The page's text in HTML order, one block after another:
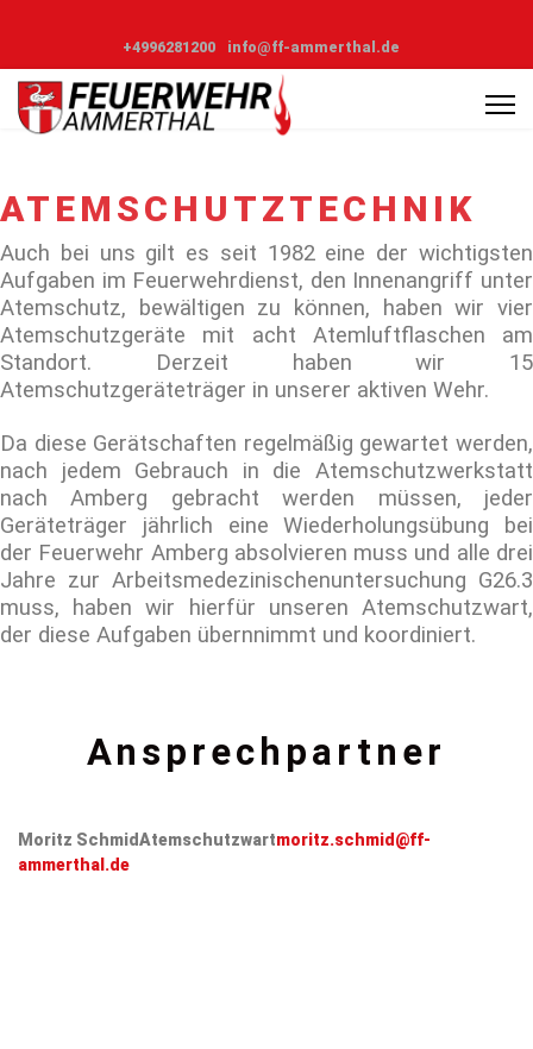
+4996281200 info@ff-ammerthal.de
ATEMSCHUTZTECHNIK
Auch bei uns gilt es seit 1982 eine der wichtigsten
Aufgaben im Feuerwehrdienst, den Innenangriff unter
Atemschutz, bewältigen zu können, haben wir vier
Atemschutzgeräte mit acht Atemluftflaschen am
Standort. Derzeit haben wir 15
Atemschutzgeräteträger in unserer aktiven Wehr.
Da diese Gerätschaften regelmäßig gewartet werden,
nach jedem Gebrauch in die Atemschutzwerkstatt
nach Amberg gebracht werden müssen, jeder
Geräteträger jährlich eine Wiederholungsübung bei
der Feuerwehr Amberg absolvieren muss und alle drei
Jahre zur Arbeitsmedezinischenuntersuchung G26.3
muss, haben wir hierfür unseren Atemschutzwart,
der diese Aufgaben übernnimmt und koordiniert.
Ansprechpartner
Moritz SchmidAtemschutzwartmoritz.schmid@ff-
ammerthal.de